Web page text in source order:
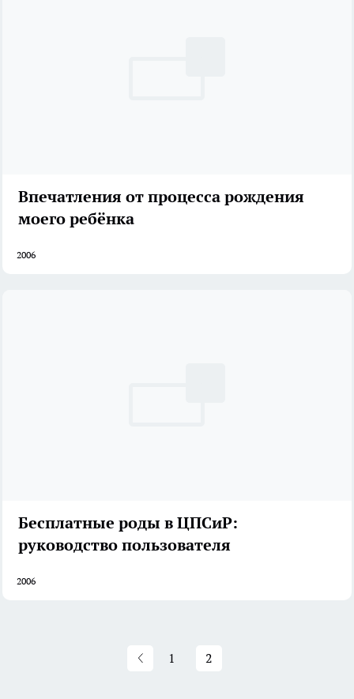
Впечатления от процесса рождения
моего ребёнка
2006
Бесплатные роды в ЦПСиР:
руководство пользователя
2006
1 2